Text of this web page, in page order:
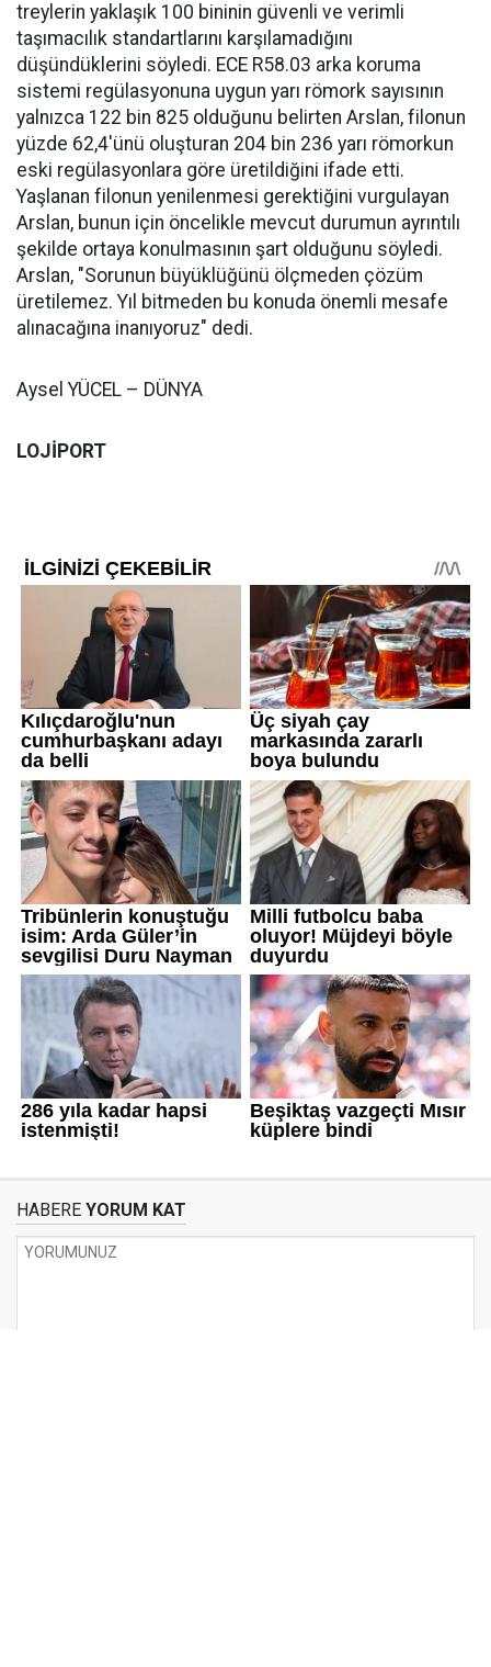
treylerin yaklaşık 100 bininin güvenli ve verimli
taşımacılık standartlarını karşılamadığını
düşündüklerini söyledi. ECE R58.03 arka koruma
sistemi regülasyonuna uygun yarı römork sayısının
yalnızca 122 bin 825 olduğunu belirten Arslan, filonun
yüzde 62,4'ünü oluşturan 204 bin 236 yarı römorkun
eski regülasyonlara göre üretildiğini ifade etti.
Yaşlanan filonun yenilenmesi gerektiğini vurgulayan
Arslan, bunun için öncelikle mevcut durumun ayrıntılı
şekilde ortaya konulmasının şart olduğunu söyledi.
Arslan, "Sorunun büyüklüğünü ölçmeden çözüm
üretilemez. Yıl bitmeden bu konuda önemli mesafe
alınacağına inanıyoruz" dedi.
Aysel YÜCEL – DÜNYA
LOJİPORT
HABERE YORUM KAT